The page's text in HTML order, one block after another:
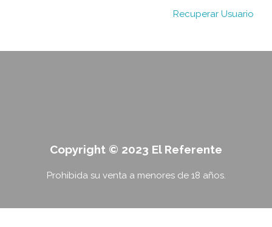
Recuperar Usuario
Copyright © 2023 El Referente
Prohibida su venta a menores de 18 años.